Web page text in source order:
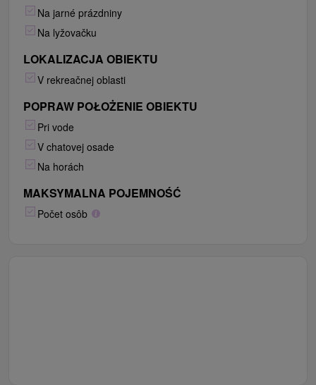
Na jarné prázdniny
Na lyžovačku
LOKALIZACJA OBIEKTU
V rekreačnej oblasti
POPRAW POŁOŻENIE OBIEKTU
Pri vode
V chatovej osade
Na horách
MAKSYMALNA POJEMNOŚĆ
Počet osôb